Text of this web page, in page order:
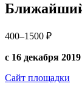
400–1500 ₽
с 16 декабря
Сайт площадки